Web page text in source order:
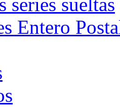
Entero